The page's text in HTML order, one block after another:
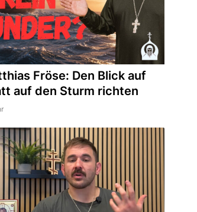
Fröse: Den Blick auf
auf den Sturm richten